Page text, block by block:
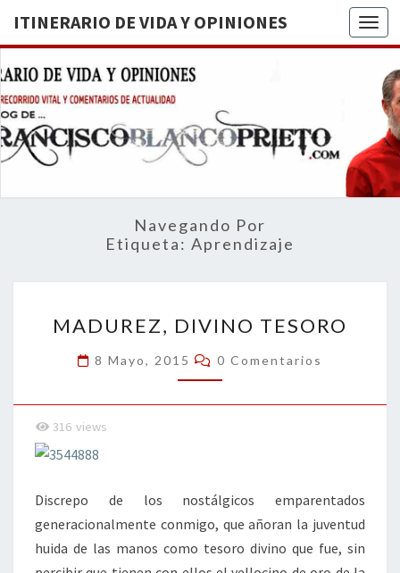
ITINERARIO DE VIDA Y OPINIONES
DE
BREVE
RECORRIDO
VITAL Y
ACTUALIDAD
Navegando Por
Etiqueta: Aprendizaje
DIVINO
TESORO
MADUREZ, DIVINO TESORO
8 Mayo, 2015 Comentarios
0 Comentarios
316 views
Discrepo de los nostálgicos emparentados
generacionalmente conmigo, que añoran la juventud
huida de las manos como tesoro divino que fue, sin